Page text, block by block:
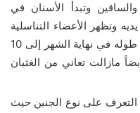
وتبدأ الأسنان في
وتظهر الأعضاء التناسلية
ولكن يصعب تحديد جنسه، ويصل طوله في نهاية الشهر إلى 10
مازالت تعاني من الغثيان
على نوع الجنين حيث